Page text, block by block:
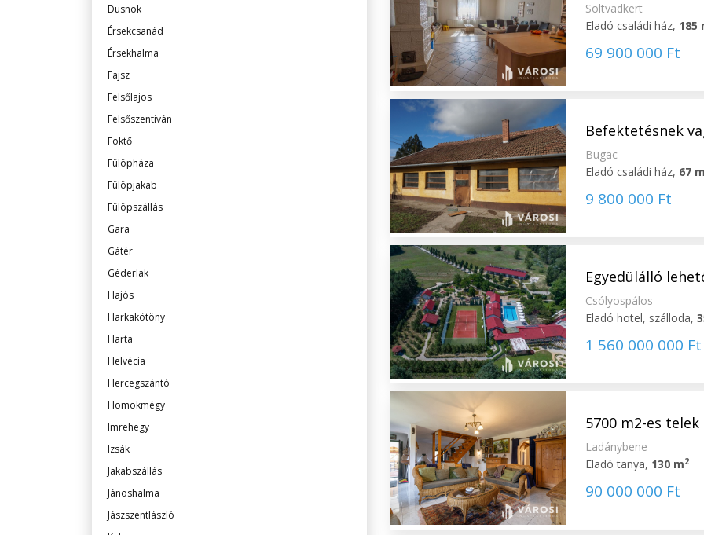
Dusnok
Érsekcsanád
Érsekhalma
Fajsz
Felsőlajos
Felsőszentiván
Foktő
Fülöpháza
Fülöpjakab
Fülöpszállás
Gara
Gátér
Géderlak
Hajós
Harkakötöny
Harta
Helvécia
Hercegszántó
Homokmégy
Imrehegy
Izsák
Jakabszállás
Jánoshalma
Jászszentlászló
Soltvadkert
Eladó családi ház, 185
69 900 000 Ft
Befektetésnek
Bugac
Eladó családi ház, 67 m
9 800 000 Ft
Egyedülálló
Csólyospálos
Eladó hotel, szálloda,
1 560 000 000 Ft
5700 m2-es
Ladánybene
Eladó tanya, 130 m2
90 000 000 Ft